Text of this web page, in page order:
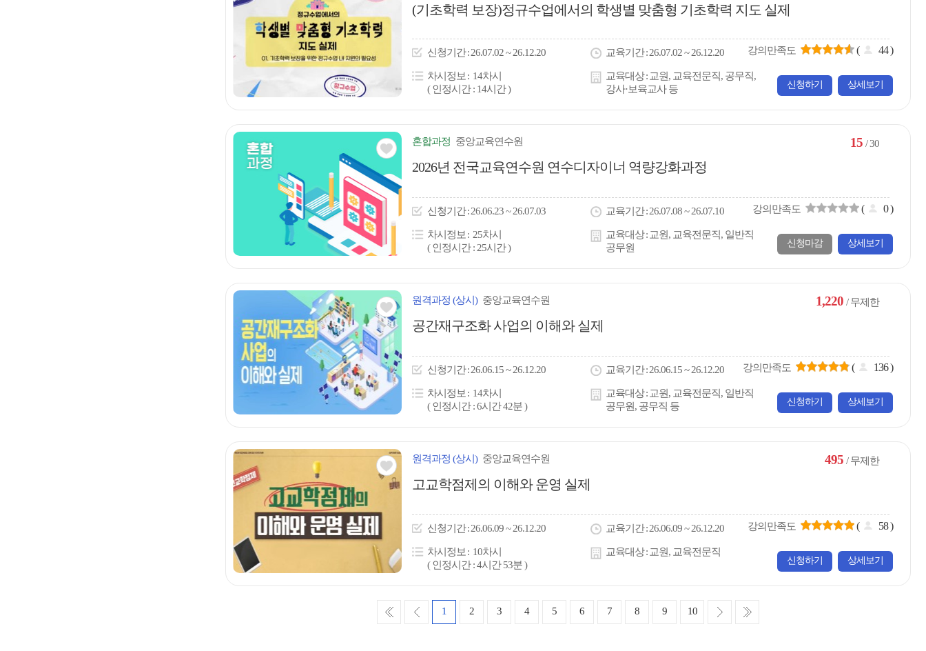
아
(기초학력 보장)정규수업에서의 학생별 맞춤형 기초학력 지도 실제
신청기간 26.07.02 ~ 26.12.20 교육기간 26.07.02 ~ 26.12.20
차시정보
14차시
( 인정시간 : 14시간 )
교육대상 교원, 교육전문직, 공무직,
강사·보육교사 등
강의만족도 ( 44)
신청하기 상세보기
혼합과정 중앙교육연수원
관심
아
콘
2026년 전국교육연수원 연수디자이너 역량강화과정
신청기간 26.06.23 ~ 26.07.03 교육기간 26.07.08 ~ 26.07.10
차시정보
25차시
( 인정시간 : 25시간 )
교육대상 교원, 교육전문직, 일반직
공무원
강의만족도 ( 0)
15 / 30
신청마감 상세보기
원격과정 (상시) 중앙교육연수원
관심
아
이
콘
공간재구조화 사업의 이해와 실제
신청기간 26.06.15 ~ 26.12.20 교육기간 26.06.15 ~ 26.12.20
차시정보
14차시
( 인정시간 : 6시간 42분 )
교육대상 교원, 교육전문직, 일반직
공무원, 공무직 등
강의만족도 ( 136)
1,220 / 무제한
신청하기 상세보기
원격과정 (상시) 중앙교육연수원
관심
고교학점제의 이해와 운영 실제
신청기간 26.06.09 ~ 26.12.20 교육기간 26.06.09 ~ 26.12.20
차시정보
10차시
( 인정시간 : 4시간 53분 )
교육대상 교원, 교육전문직
강의만족도 ( 58)
495 / 무제한
신청하기 상세보기
처
이
1 2 3 4 5 6 7 8 9 10
다
마